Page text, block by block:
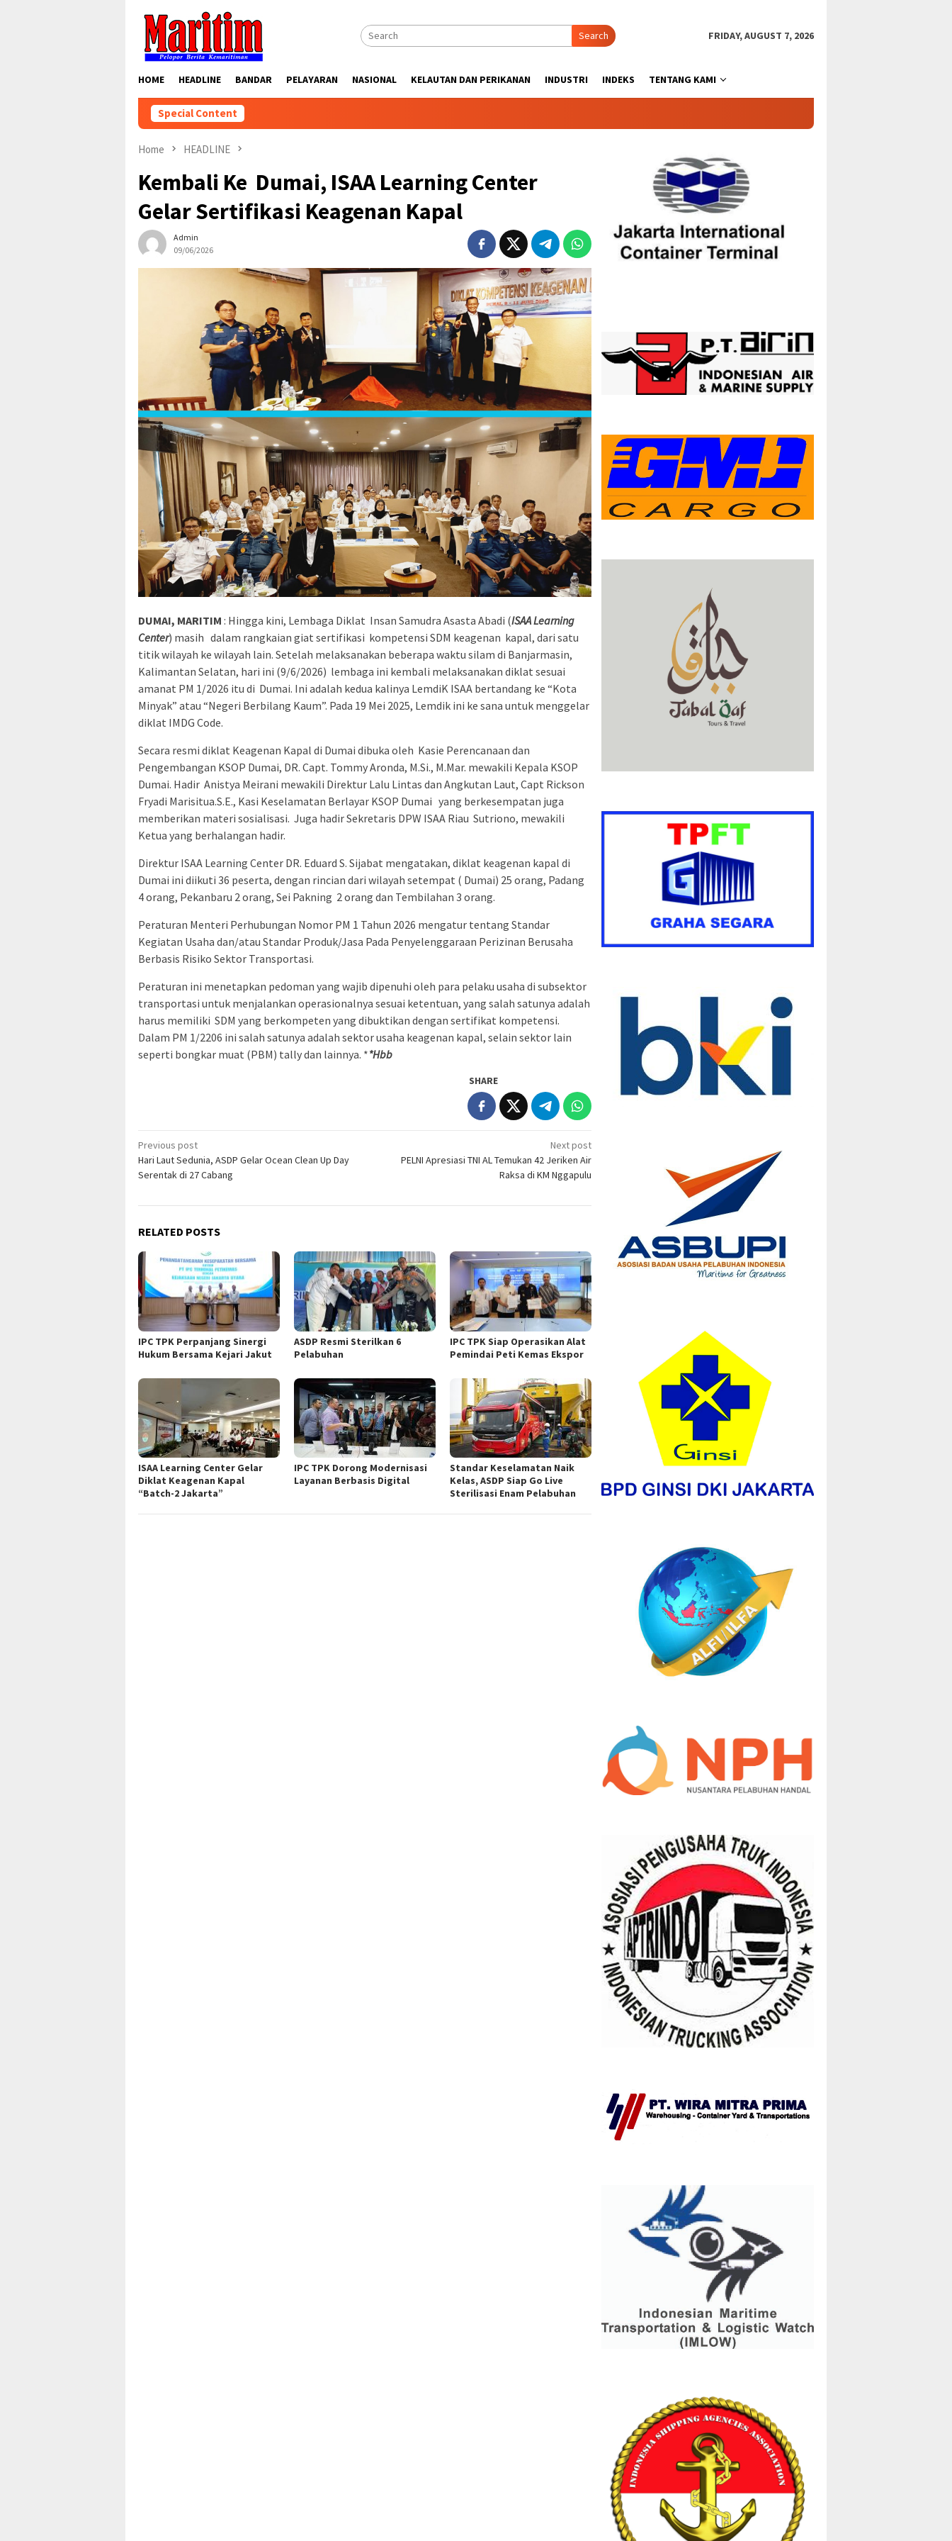
content
Search FRIDAY, AUGUST 7, 2026
HOME HEADLINE BANDAR PELAYARAN NASIONAL KELAUTAN DAN PERIKANAN INDUSTRI INDEKS TENTANG KAMI
Special Content
Home HEADLINE
Kembali Ke Dumai, ISAA Learning Center
Gelar Sertifikasi Keagenan Kapal
Admin
09/06/2026
DUMAI, MARITIM : Hingga kini, Lembaga Diklat Insan Samudra Asasta Abadi (ISAA Learning
Center) masih dalam rangkaian giat sertifikasi kompetensi SDM keagenan kapal, dari satu
titik wilayah ke wilayah lain. Setelah melaksanakan beberapa waktu silam di Banjarmasin,
Kalimantan Selatan, hari ini (9/6/2026) lembaga ini kembali melaksanakan diklat sesuai
amanat PM 1/2026 itu di Dumai. Ini adalah kedua kalinya LemdiK ISAA bertandang ke “Kota
Minyak” atau “Negeri Berbilang Kaum”. Pada 19 Mei 2025, Lemdik ini ke sana untuk menggelar
diklat IMDG Code.
Secara resmi diklat Keagenan Kapal di Dumai dibuka oleh Kasie Perencanaan dan
Pengembangan KSOP Dumai, DR. Capt. Tommy Aronda, M.Si., M.Mar. mewakili Kepala KSOP
Dumai. Hadir Anistya Meirani mewakili Direktur Lalu Lintas dan Angkutan Laut, Capt Rickson
Fryadi Marisitua.S.E., Kasi Keselamatan Berlayar KSOP Dumai yang berkesempatan juga
memberikan materi sosialisasi. Juga hadir Sekretaris DPW ISAA Riau Sutriono, mewakili
Ketua yang berhalangan hadir.
Direktur ISAA Learning Center DR. Eduard S. Sijabat mengatakan, diklat keagenan kapal di
Dumai ini diikuti 36 peserta, dengan rincian dari wilayah setempat ( Dumai) 25 orang, Padang
4 orang, Pekanbaru 2 orang, Sei Pakning 2 orang dan Tembilahan 3 orang.
Peraturan Menteri Perhubungan Nomor PM 1 Tahun 2026 mengatur tentang Standar
Kegiatan Usaha dan/atau Standar Produk/Jasa Pada Penyelenggaraan Perizinan Berusaha
Berbasis Risiko Sektor Transportasi.
Peraturan ini menetapkan pedoman yang wajib dipenuhi oleh para pelaku usaha di subsektor
transportasi untuk menjalankan operasionalnya sesuai ketentuan, yang salah satunya adalah
harus memiliki SDM yang berkompeten yang dibuktikan dengan sertifikat kompetensi.
Dalam PM 1/2206 ini salah satunya adalah sektor usaha keagenan kapal, selain sektor lain
seperti bongkar muat (PBM) tally dan lainnya. **Hbb
SHARE
Post
navigation
Previous post
Hari Laut Sedunia, ASDP Gelar Ocean Clean Up Day
Serentak di 27 Cabang
Next post
PELNI Apresiasi TNI AL Temukan 42 Jeriken Air
Raksa di KM Nggapulu
RELATED POSTS
IPC TPK Perpanjang Sinergi
Hukum Bersama Kejari Jakut
ASDP Resmi Sterilkan 6
Pelabuhan
IPC TPK Siap Operasikan Alat
Pemindai Peti Kemas Ekspor
ISAA Learning Center Gelar
Diklat Keagenan Kapal
“Batch-2 Jakarta”
IPC TPK Dorong Modernisasi
Layanan Berbasis Digital
Standar Keselamatan Naik
Kelas, ASDP Siap Go Live
Sterilisasi Enam Pelabuhan